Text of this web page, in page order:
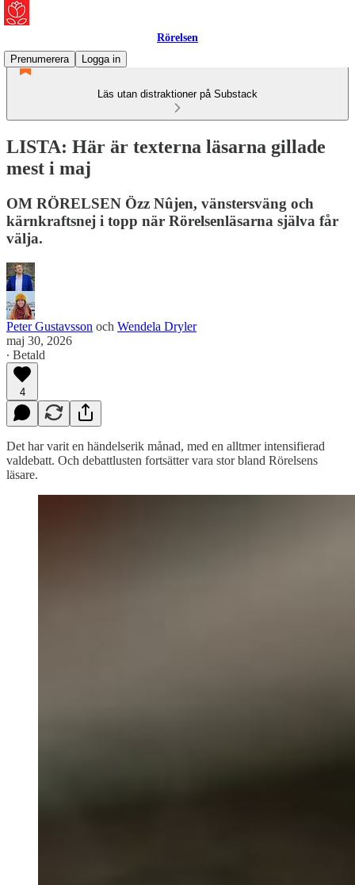
Rörelsen
Prenumerera
Logga in
Läs utan distraktioner på Substack
LISTA: Här är texterna läsarna gillade
mest i maj
OM RÖRELSEN Özz Nûjen, vänstersväng och
kärnkraftsnej i topp när Rörelsenläsarna själva får
välja.
Peter Gustavsson och Wendela Dryler
maj 30, 2026
∙ Betald
4
Det har varit en händelserik månad, med en alltmer intensifierad
valdebatt. Och debattlusten fortsätter vara stor bland Rörelsens
läsare.